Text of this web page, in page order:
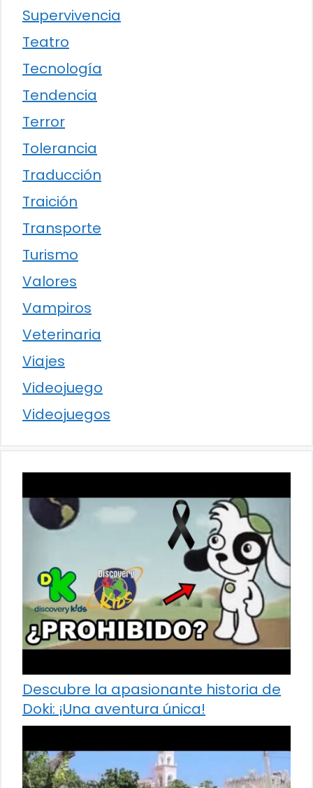
Supervivencia
Teatro
Tecnología
Tendencia
Terror
Tolerancia
Traducción
Traición
Transporte
Turismo
Valores
Vampiros
Veterinaria
Viajes
Videojuego
Videojuegos
Descubre la apasionante historia de
Doki: ¡Una aventura única!